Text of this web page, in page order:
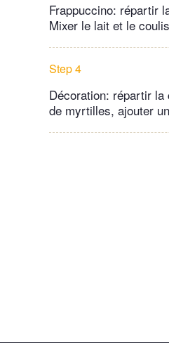
Frappuccino: répartir
Mixer le lait et le
Step 4
Décoration: répartir
de myrtilles, ajouter